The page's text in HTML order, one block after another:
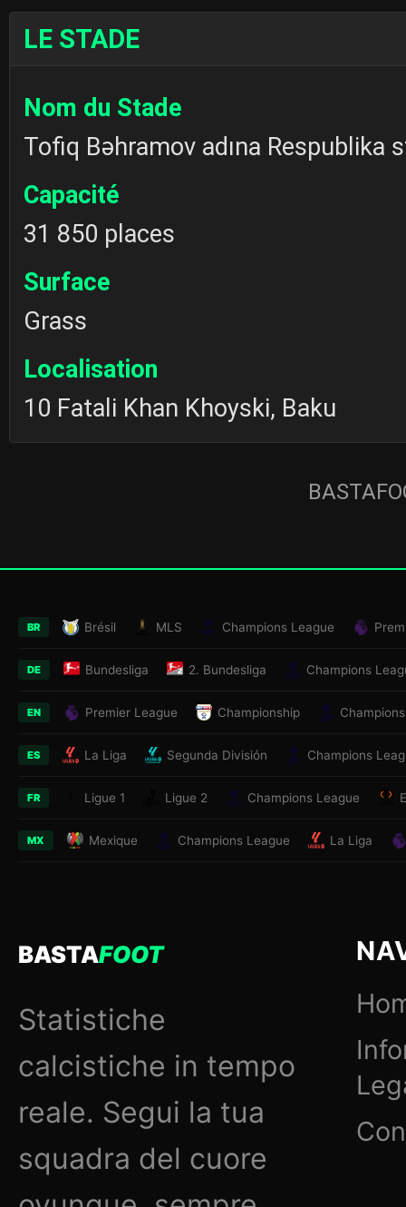
LE STADE
Nom du Stade
Tofiq Bəhramov adına Respublika
Capacité
31 850 places
Surface
Grass
Localisation
10 Fatali Khan Khoyski, Baku
BR Brésil MLS Champions League
DE Bundesliga 2. Bundesliga Champions
EN Premier League Championship
ES La Liga Segunda División Champions
FR Ligue 1 Ligue 2 Champions League
MX Mexique Champions League La Liga
BASTAFOOT
Statistiche
calcistiche in tempo
reale. Segui la tua
squadra del cuore